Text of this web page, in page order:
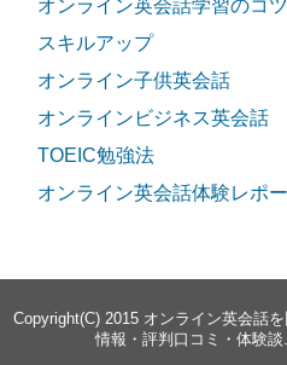
オンライン英会話学習のコツ
スキルアップ
オンライン子供英会話
オンラインビジネス英会話
TOEIC勉強法
オンライン英会話体験レポ
Copyright(C) 2015 オンライン英会話
情報・評判口コミ・体験談